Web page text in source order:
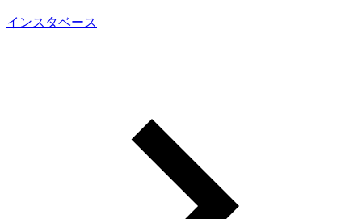
インスタベース